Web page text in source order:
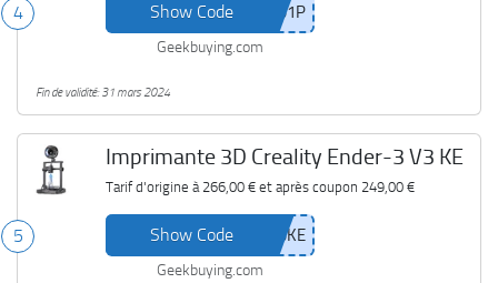
4 Show Code
Geekbuying.com
Fin de validité: 31 mars 2024
5
Imprimante 3D Creality Ender-3 V3 KE
Tarif d'origine à 266,00 €et après coupon 249,00 €
Show Code
Geekbuying.com